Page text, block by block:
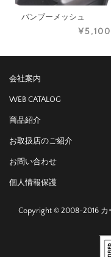
バンブーメッシュ
¥5,100
会社案内
WEB CATALOG
商品紹介
お取扱店のご紹介
お問い合わせ
個人情報保護
Copyright © 2008-2016 カ